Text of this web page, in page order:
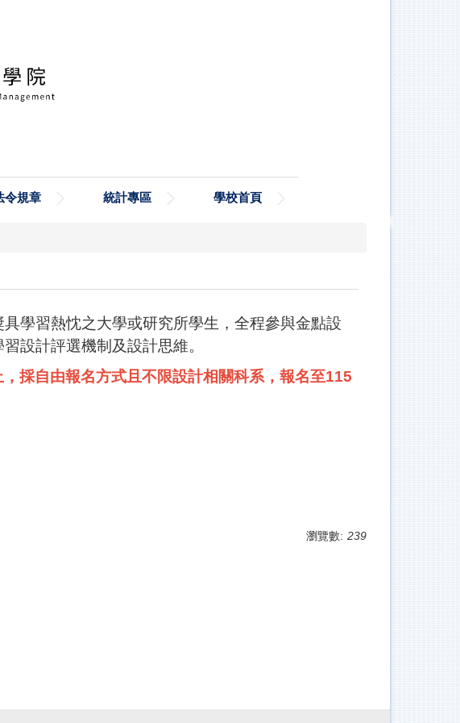
令規章 統計專區 學校首頁
學習熱忱之大學或研究所學生，全程參與金點設
設計評選機制及設計思維。
採自由報名方式且不限設計相關科系，報名至115
瀏覽數: 239